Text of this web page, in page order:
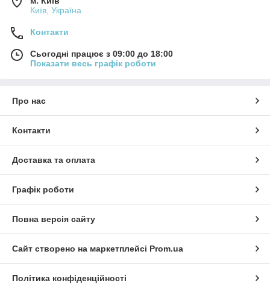
Київ, Україна
Контакти
Сьогодні працює з 09:00 до 18:00
Показати весь графік роботи
Про нас
Контакти
Доставка та оплата
Графік роботи
Повна версія сайту
Сайт створено на маркетплейсі Prom.ua
Політика конфіденційності